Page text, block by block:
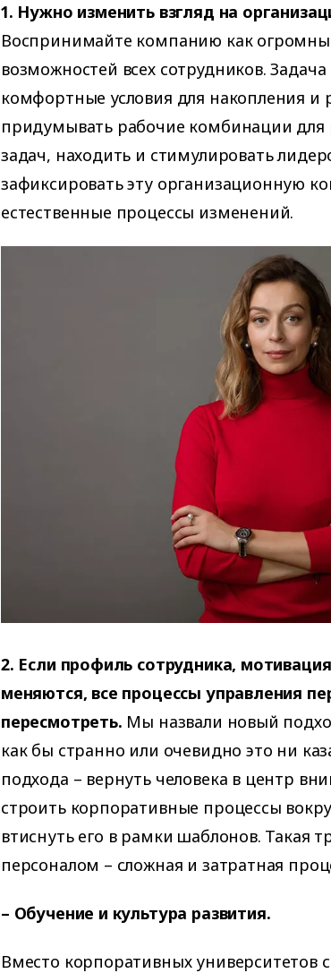
1. Нужно изменить взгляд на
Воспринимайте компанию как
возможностей всех сотрудников.
комфортные условия для накопления и
придумывать рабочие комбинации для
задач, находить и стимулировать
зафиксировать эту организационную
естественные процессы изменений.
2. Если профиль сотрудника,
меняются, все процессы управления
пересмотреть. Мы назвали новый
как бы странно или очевидно это ни
подхода – вернуть человека в центр
строить корпоративные процессы
втиснуть его в рамки шаблонов. Такая
персоналом – сложная и затратная
– Обучение и культура развития.
Вместо корпоративных университетов